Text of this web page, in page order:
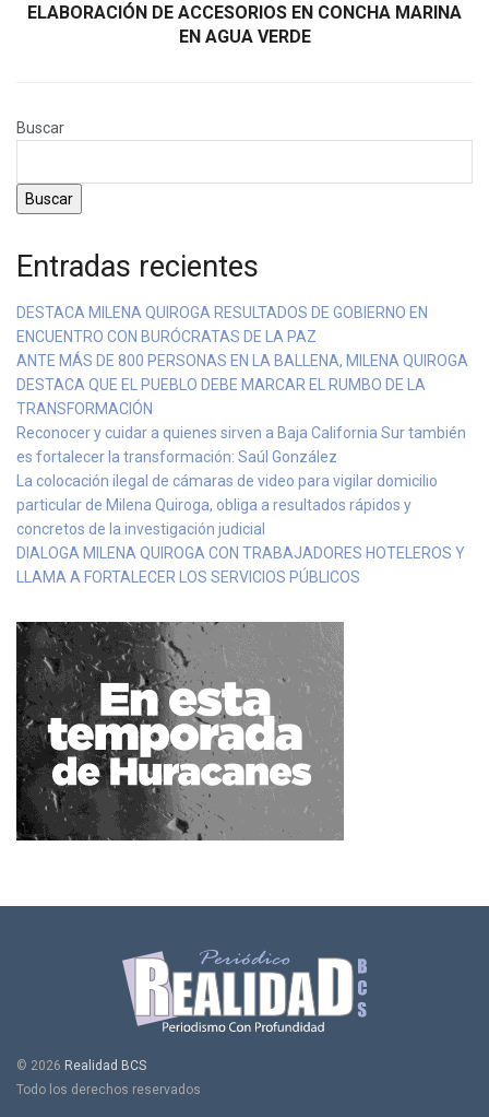
ELABORACIÓN DE ACCESORIOS EN CONCHA MARINA
EN AGUA VERDE
Buscar
Buscar
Entradas recientes
DESTACA MILENA QUIROGA RESULTADOS DE GOBIERNO EN
ENCUENTRO CON BURÓCRATAS DE LA PAZ
ANTE MÁS DE 800 PERSONAS EN LA BALLENA, MILENA QUIROGA
DESTACA QUE EL PUEBLO DEBE MARCAR EL RUMBO DE LA
TRANSFORMACIÓN
Reconocer y cuidar a quienes sirven a Baja California Sur también
es fortalecer la transformación: Saúl González
La colocación ilegal de cámaras de video para vigilar domicilio
particular de Milena Quiroga, obliga a resultados rápidos y
concretos de la investigación judicial
DIALOGA MILENA QUIROGA CON TRABAJADORES HOTELEROS Y
LLAMA A FORTALECER LOS SERVICIOS PÚBLICOS
© 2026 Realidad BCS
Todo los derechos reservados